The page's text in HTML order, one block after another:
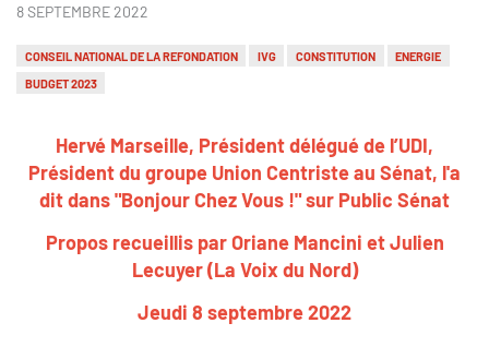
8 SEPTEMBRE 2022
CONSEIL NATIONAL DE LA REFONDATION IVG CONSTITUTION
ENERGIE
BUDGET 2023
Hervé Marseille, Président délégué de l’UDI,
Président du groupe Union Centriste au Sénat, l'a
dit dans "Bonjour Chez Vous !" sur Public Sénat
Propos recueillis par Oriane Mancini et Julien
Lecuyer (La Voix du Nord)
Jeudi 8 septembre 2022